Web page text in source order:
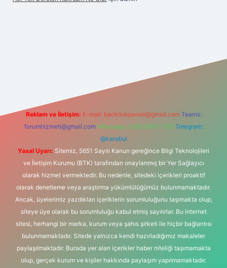
Reklam ve İletişim: E-mail: backlinkpaneli@gmail.com Teams:
forumhizmeti@gmail.com Whatsapp: 0262 606 0 726 Telegram:
@karabul
Yasal Uyarı: Sitemiz, 5651 Sayılı Kanun gereğince Bilgi Teknolojileri
ve İletişim Kurumu (BTK) tarafından onaylanmış bir Yer Sağlayıcı
olarak hizmet vermektedir. Bu nedenle, sitedeki içerikleri proaktif
olarak denetleme veya araştırma yükümlülüğümüz bulunmamaktadır.
Ancak, üyelerimiz yazdıkları içeriklerin sorumluluğunu taşımakta olup,
siteye üye olarak bu sorumluluğu kabul etmiş sayılırlar. Bu internet
sitesi, herhangi bir marka, kurum veya şahıs şirketi ile hiçbir bağlantısı
bulunmamaktadır. Sitede yalnızca kendi hazırladığımız makaleler
paylaşılmaktadır. Burada yer alan içerikler haber niteliği taşımamakta
olup, gerçek kurum ve kişiler hakkında paylaşım yapılmamaktadır.